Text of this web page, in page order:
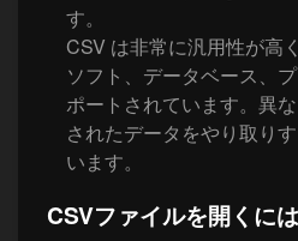
す。
CSV は非常に汎用性が高
ソフト、データベース、
ポートされています。異
されたデータをやり取り
います。
CSVファイルを開くには